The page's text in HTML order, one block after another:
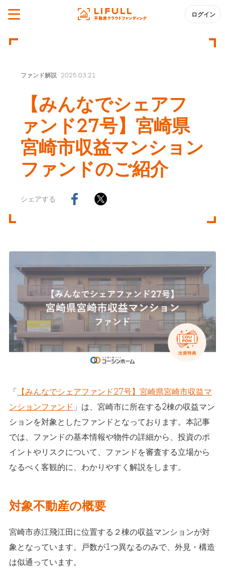
ログイン
ファンド解説 2025.03.21
【みんなでシェアフ
ァンド27号】宮崎県
宮崎市収益マンション
ファンドのご紹介
シェアする
「 【みんなでシェアファンド27号】宮崎県宮崎市収益マ
ンションファンド 」は、宮崎市に所在する2棟の収益マン
ションを対象としたファンドとなっております。本記事
では、ファンドの基本情報や物件の詳細から、投資のポ
イントやリスクについて、ファンドを審査する立場から
なるべく客観的に、わかりやすく解説をします。
対象不動産の概要
宮崎市赤江飛江田に位置する２棟の収益マンションが対
象となっています。戸数が1つ異なるのみで、外見・構造
は似通っています。